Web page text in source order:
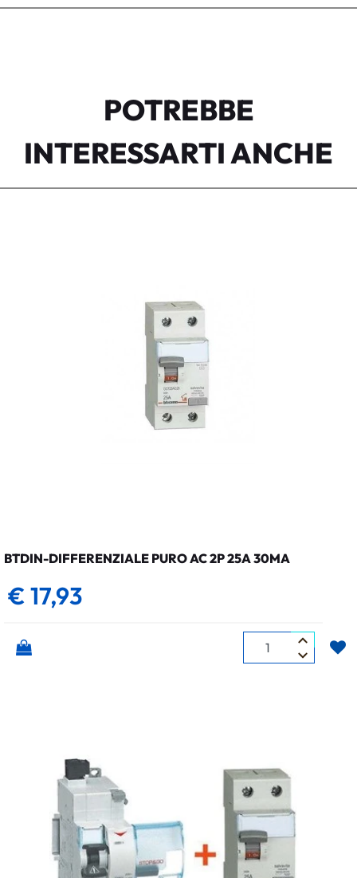
POTREBBE
INTERESSARTI ANCHE
BTDIN-DIFFERENZIALE PURO AC 2P 25A 30MA
€ 17,93
Quantità